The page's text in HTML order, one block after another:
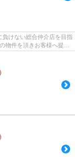
負けない総合仲介店を目指
物件を頂きお客様へ提供